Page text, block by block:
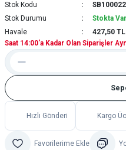
Stok Kodu
Stok Durumu
Stokta Var
Havale
427,50
Saat 14:00'a Kadar Olan Siparişler
Hızlı Gönderi Kargo